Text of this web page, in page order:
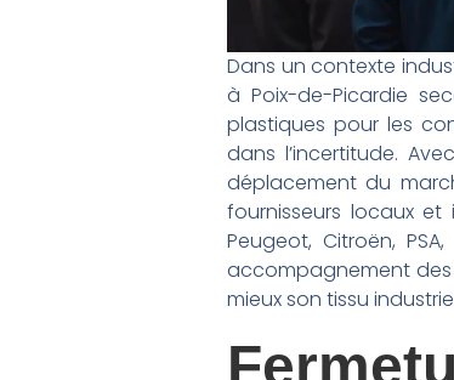
Dans un contexte
à Poix-de-Picardie
plastiques pour les
dans l’incertitude.
déplacement du
fournisseurs locaux et
Peugeot, Citroën,
accompagnement des
mieux son tissu